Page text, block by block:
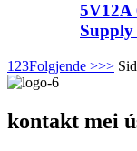
5V12A
1 23Folgjende >>>
kontakt mei